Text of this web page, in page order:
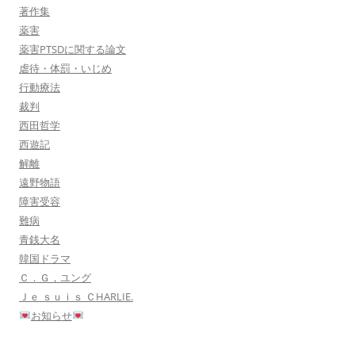
著作集
薬害
薬害PTSDに関する論文
虐待・体罰・いじめ
行動療法
裁判
西田哲学
西遊記
解離
遠野物語
障害受容
難病
青銭大名
韓国ドラマ
Ｃ．Ｇ，ユング
Ｊｅ ｓｕｉｓ ＣHARLIE.
お知らせ